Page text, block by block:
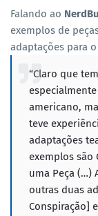
Falando ao
exemplos de
adaptações para
“Claro que
americano,
teve
adaptações
exemplos são
uma Peça (…)
outras duas
Conspiração]